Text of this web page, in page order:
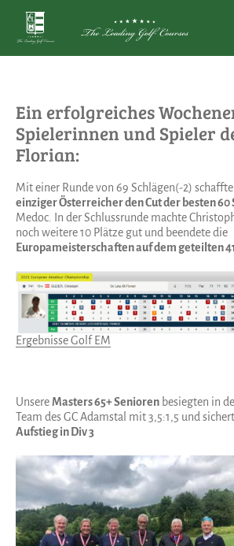
Ein erfolgreiches
Spielerinnen und Spieler
Florian:
Mit einer Runde von 69 Schlägen(-2) schaffte
einziger Österreicher den Cut der besten 60
Medoc. In der Schlussrunde machte
noch weitere 10 Plätze gut und beendete die
Europameisterschaften auf dem geteilten
Ergebnisse Golf EM
Unsere Masters 65+ Senioren besiegten in
Team des GC Adamstal mit 3,5:1,5 und
Aufstieg in Div 3